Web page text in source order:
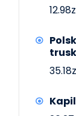
12.98
35.18